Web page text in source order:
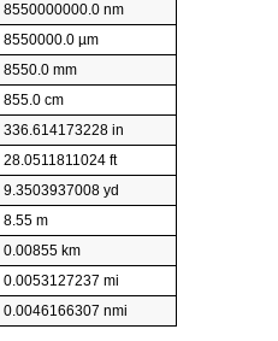
8550000000.0 nm
8550000.0 µm
8550.0 mm
855.0 cm
336.614173228 in
28.0511811024 ft
9.3503937008 yd
8.55 m
0.00855 km
0.0053127237 mi
0.0046166307 nmi